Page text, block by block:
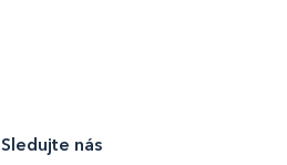
Sledujte nás